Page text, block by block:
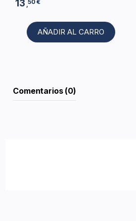
13 ,50 €
AÑADIR AL CARRO
Comentarios (0)